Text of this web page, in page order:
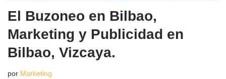
El Buzoneo en Bilbao,
Marketing y Publicidad en
Bilbao, Vizcaya.
por Marketing